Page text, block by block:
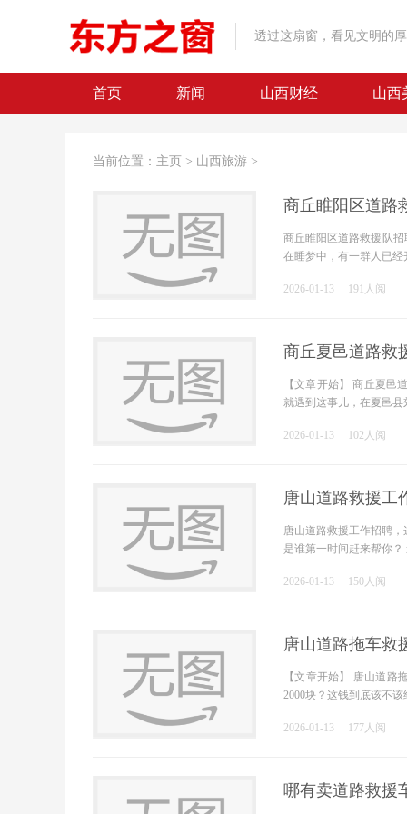
透过这扇窗，看见文明的
首页 新闻 山西财经 山西
当前位置： 主页 > 山西旅游 >
商丘睢阳区道路
商丘睢阳区道路救援队
在睡梦中，有一群人已
2026-01-13 191人阅
商丘夏邑道路救
【文章开始】 商丘夏邑
就遇到这事儿，在夏邑
2026-01-13 102人阅
唐山道路救援工
唐山道路救援工作招聘
是谁第一时间赶来帮你
2026-01-13 150人阅
唐山道路拖车救
【文章开始】 唐山道
2000块？这钱到底该不
2026-01-13 177人阅
哪有卖道路救援